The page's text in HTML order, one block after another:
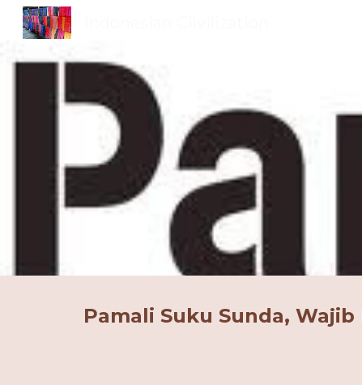
Pamali Suku Sunda,